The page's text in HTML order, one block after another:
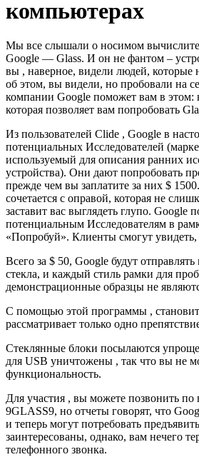
компьютерах
Мы все слышали о носимом
Google — Glass. И он не фантом –
вы , наверное, видели людей,
об этом, вы видели, но пробовали на
компании Google поможет вам в этом:
которая позволяет вам попробовать
Из пользователей Clide , Google в
потенциальных Исследователей
используемый для описания ранних
устройства). Они дают попробовать
прежде чем вы заплатите за них $
сочетается с оправой, которая не
заставит вас выглядеть глупо. Google
потенциальным Исследователям в
«Попробуй». Клиенты смогут увидеть,
Всего за $ 50, Google будут
стекла, и каждый стиль рамки для
демонстрационные образцы не
С помощью этой программы ,
рассматривает только одно
Стеклянные блоки посылаются
для USB уничтожены , так что вы не
функциональность.
Для участия , вы можете позвонить
9GLASS9, но отчеты говорят, что
и теперь могут потребовать
заинтересованы, однако, вам нечего
телефонного звонка.